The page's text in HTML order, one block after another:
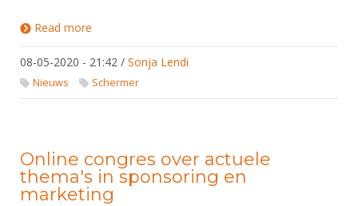
Read more
08-05-2020 - 21:42 / Sonja Lendi
Nieuws Schermer
Online congres over actuele
thema's in sponsoring en
marketing